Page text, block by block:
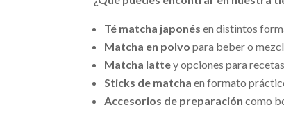
Té matcha japonés en distintos
Matcha en polvo para beber o
Matcha lattey opciones para recetas
Sticks de matcha en formato
Accesorios de preparación como